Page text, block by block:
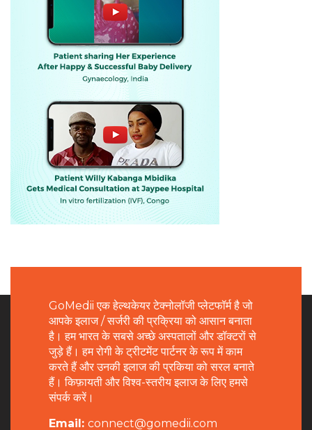
GoMedii एक हेल्थकेयर टेक्नोलॉजी प्लेटफॉर्म है जो
आपके इलाज / सर्जरी की प्रक्रिया को आसान बनाता
है। हम भारत के सबसे अच्छे अस्पतालों और डॉक्टरों से
जुड़े हैं। हम रोगी के ट्रीटमेंट पार्टनर के रूप में काम
करते हैं और उनकी इलाज की प्रकिया को सरल बनाते
हैं। किफ़ायती और विश्व-स्तरीय इलाज के लिए हमसे
संपर्क करें।
Email: connect@gomedii.com